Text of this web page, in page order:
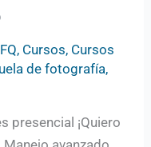
, Cursos, Cursos
de fotografía,
presencial ¡Quiero